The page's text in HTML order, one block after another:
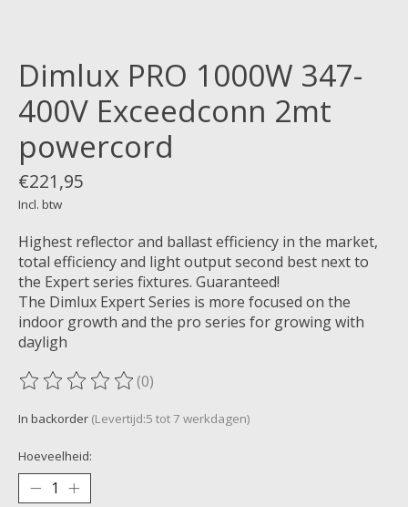
Dimlux PRO 1000W 347-
400V Exceedconn 2mt
powercord
€221,95
Incl. btw
Highest reflector and ballast efficiency in the market,
total efficiency and light output second best next to
the Expert series fixtures. Guaranteed!
The Dimlux Expert Series is more focused on the
indoor growth and the pro series for growing with
dayligh
De beoordeling van dit product is
(0)
In backorder (Levertijd:5 tot 7 werkdagen)
Hoeveelheid: